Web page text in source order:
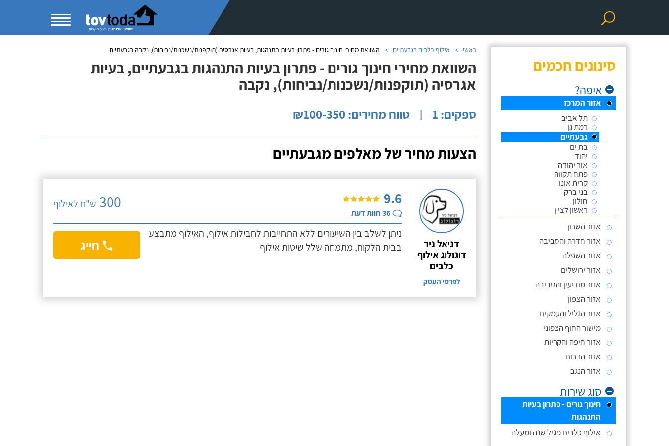
סינונים חכמים
איפה?
אזור המרכז
תל אביב
רמת גן
גבעתיים
בת ים
יהוד
אור יהודה
פתח תקווה
קרית אונו
בני ברק
חולון
ראשון לציון
אזור השרון
אזור חדרה והסביבה
אזור השפלה
אזור ירושלים
אזור מודיעין והסביבה
אזור הצפון
אזור הגליל והעמקים
מישור החוף הצפוני
אזור חיפה והקריות
אזור הדרום
אזור הנגב
סוג שירות
חינוך גורים - פתרון בעיות
התנהגות
אילוף כלבים מגיל שנה ומעלה
ראשי אילוף כלבים בגבעתיים השוואת מחירי חינוך גורים - פתרון בעיות התנהגות, בעיות אגרסיה (תוקפנות/נשכנות/נביחות), נקבה בגבעתיים
השוואת מחירי חינוך גורים - פתרון בעיות התנהגות בגבעתיים, בעיות
אגרסיה (תוקפנות/נשכנות/נביחות), נקבה
ספקים: 1 | טווח מחירים: ₪100-350
הצעות מחיר של מאלפים מגבעתיים
דניאל ניר
דוגולוג אילוף
כלבים
לפרטי העסק
9.6
36חוות דעת
300 ש"ח לאילוף
ניתן לשלב בין השיעורים ללא התחייבות לחבילות אילוף, האילוף מתבצע
בבית הלקוח, מתמחה שלל שיטות אילוף
חייג